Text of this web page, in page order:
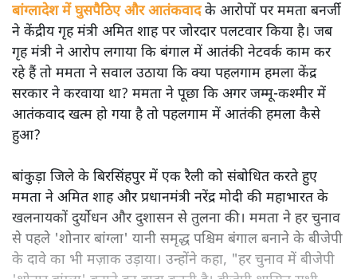
बांग्लादेश में घुसपैठिए और आतंकवादके आरोपों पर ममता बनर्जी
ने केंद्रीय गृह मंत्री अमित शाह पर जोरदार पलटवार किया है। जब
गृह मंत्री ने आरोप लगाया कि बंगाल में आतंकी नेटवर्क काम कर
रहे हैं तो ममता ने सवाल उठाया कि क्या पहलगाम हमला केंद्र
सरकार ने करवाया था? ममता ने पूछा कि अगर जम्मू-कश्मीर में
आतंकवाद खत्म हो गया है तो पहलगाम में आतंकी हमला कैसे
हुआ?
बांकुड़ा जिले के बिरसिंहपुर में एक रैली को संबोधित करते हुए
ममता ने अमित शाह और प्रधानमंत्री नरेंद्र मोदी की महाभारत के
खलनायकों दुर्योधन और दुशासन से तुलना की। ममता ने हर चुनाव
से पहले 'शोनार बांग्ला' यानी समृद्ध पश्चिम बंगाल बनाने के बीजेपी
के दावे का भी मज़ाक उड़ाया। उन्होंने कहा, "हर चुनाव में बीजेपी